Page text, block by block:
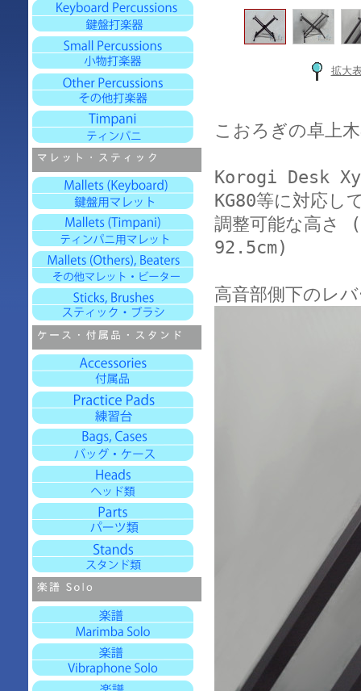
拡大
こおろぎの卓上
Korogi Desk
KG80等に対応し
調整可能な高
92.5cm)
高音部側下のレ